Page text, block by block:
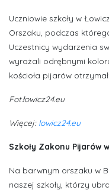
Uczniowie szkoły w
Orszaku, podczas
Uczestnicy wydarzenia
wyrażali odrębnymi
kościoła pijarów
Fot.łowicz24.eu
Więcej: lowicz24.eu
Szkoły Zakonu Pijarów
Na barwnym orszaku w
naszej szkoły, którzy